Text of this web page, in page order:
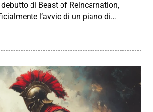
di Beast of Reincarnation,
l’avvio di un piano di…